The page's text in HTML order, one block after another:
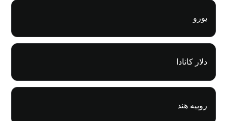
یورو
دلار کانادا
روپیه هند